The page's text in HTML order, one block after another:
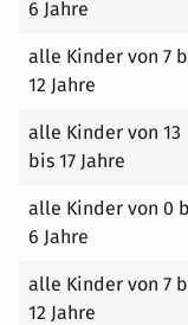
Besuch der Burg
mit dem
erreichen Sie von
Nehmen Sie sich
6 Jahre
alle Kinder von 7
12 Jahre
alle Kinder von 13
bis 17 Jahre
alle Kinder von 0
6 Jahre
alle Kinder von 7
12 Jahre